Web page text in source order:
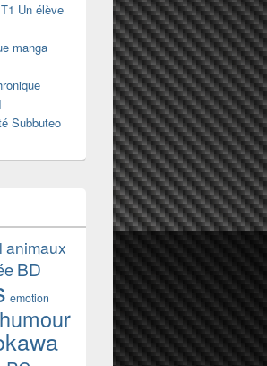
Un élève
manga
Subbuteo
animaux
BD
emotion
humour